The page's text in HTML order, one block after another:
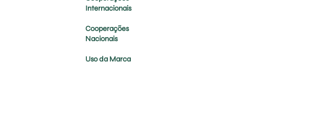
Internacionais
Cooperações
Nacionais
Uso da Marca